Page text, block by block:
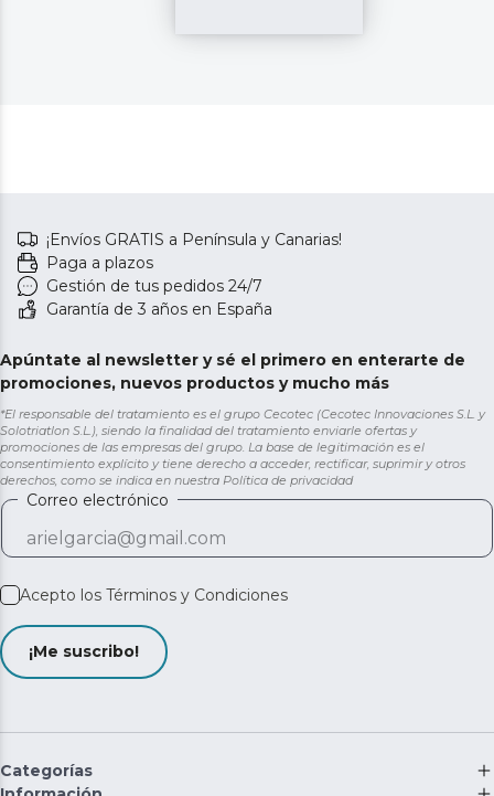
¡Envíos GRATIS a Península y Canarias!
Paga a plazos
Gestión de tus pedidos 24/7
Garantía de 3 años en España
Apúntate al newsletter y sé el primero en enterarte de
promociones, nuevos productos y mucho más
*El responsable del tratamiento es el grupo Cecotec (Cecotec Innovaciones S.L. y
Solotriatlon S.L.), siendo la finalidad del tratamiento enviarle ofertas y
promociones de las empresas del grupo. La base de legitimación es el
consentimiento explícito y tiene derecho a acceder, rectificar, suprimir y otros
derechos, como se indica en nuestra Política de privacidad
Correo electrónico
Acepto los Términos y Condiciones
¡Me suscribo!
Categorías